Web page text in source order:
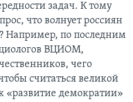
задач. К тому
что волнует россиян
Например, по последним
ВЦИОМ,
чего
считаться великой
«развитие демократии»